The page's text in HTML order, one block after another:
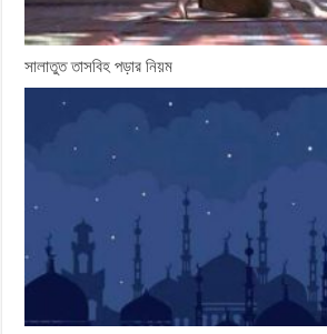
সালাতুত তাসবিহ পড়ার নিয়ম